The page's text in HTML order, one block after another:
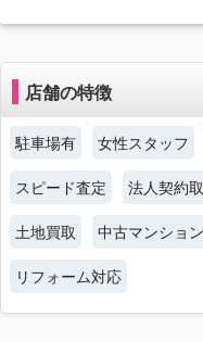
店舗の特徴
駐車場有 女性スタッフ
スピード査定 法人契約
土地買取 中古マンショ
リフォーム対応